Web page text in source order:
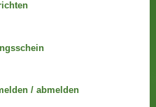
/ abmelden